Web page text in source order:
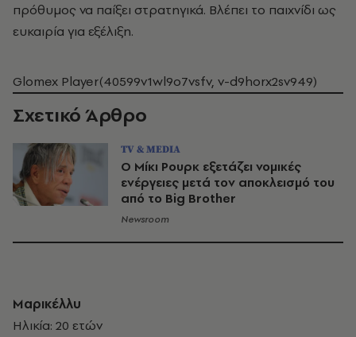
πρόθυμος να παίξει στρατηγικά. Βλέπει το παιχνίδι ως
ευκαιρία για εξέλιξη.
Glomex Player(40599v1wl9o7vsfv, v-d9horx2sv949)
Σχετικό Άρθρο
TV & MEDIA
Ο Μίκι Ρουρκ εξετάζει νομικές
ενέργειες μετά τον αποκλεισμό του
από το Big Brother
Newsroom
Μαρικέλλυ
Ηλικία: 20 ετών